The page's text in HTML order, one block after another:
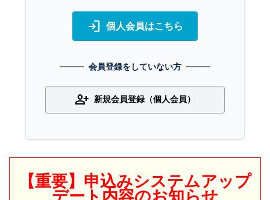
login 個人会員はこちら
会員登録をしていない方
person_add 新規会員登録（個人会員）
【重要】申込みシステムアップ